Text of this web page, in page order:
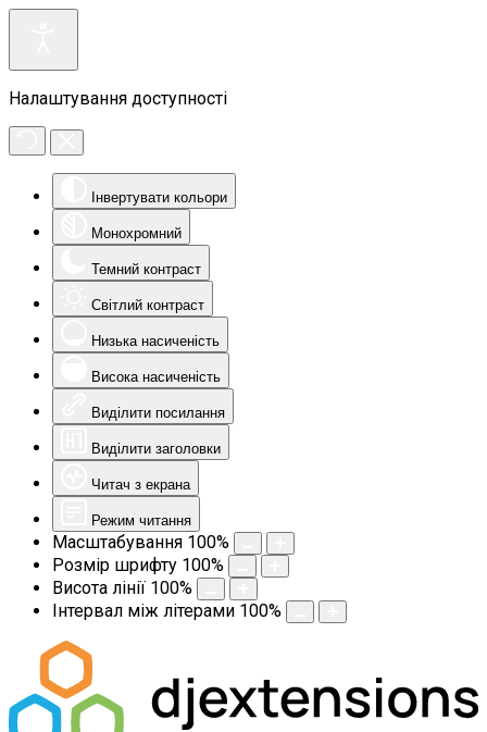
Налаштування доступності
Інвертувати кольори
Монохромний
Темний контраст
Світлий контраст
Низька насиченість
Висока насиченість
Виділити посилання
Виділити заголовки
Читач з екрана
Режим читання
Масштабування 100%
Розмір шрифту 100%
Висота лінії 100%
Інтервал між літерами 100%